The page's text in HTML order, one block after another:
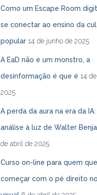
Como um Escape Room
se conectar ao ensino da
popular 14 de junho de 2025
A EaD não é um monstro, a
desinformação é que é 14
2025
A perda da aura na era da
análise à luz de Walter
de abril de 2025
Curso on-line para quem
começar com o pé direito